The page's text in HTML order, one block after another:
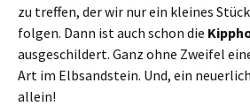
zu treffen, der wir nur ein kleines
folgen. Dann ist auch schon die
ausgeschildert. Ganz ohne Zweifel
Art im Elbsandstein. Und, ein
allein!